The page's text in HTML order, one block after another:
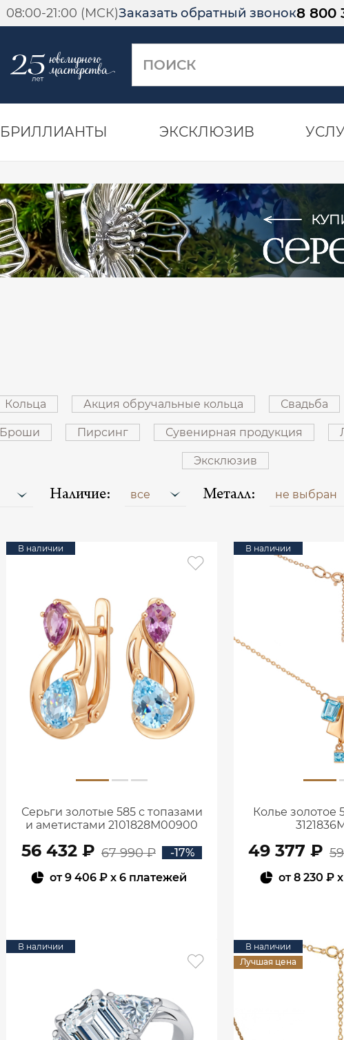
08:00-21:00 (МСК)Заказать обратный звонок8 800
БРИЛЛИАНТЫ ЭКСКЛЮЗИВ
Кольца Акция обручальные кольца Свадьба
Броши Пирсинг Сувенирная продукция
Эксклюзив
Наличие: все Металл: не выбран
В наличии
Серьги золотые 585 с топазами
и аметистами 2101828М00900
56 432 ₽ 67 990 ₽
-17%
от9 406 ₽ x 6 платежей
В наличии
Колье золотое
49 377 ₽
от8 230 ₽x
В наличии
В наличии
Лучшая цена